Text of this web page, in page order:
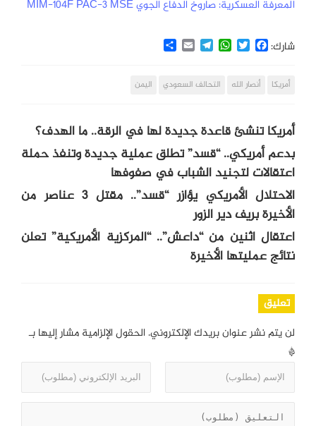
المعرفة العسكرية: صاروخ الدفاع الجوي MIM-104F PAC-3 MSE
شارك: Facebook
Twitter
WhatsApp
Telegram
Email
Share
أمريكا أنصار الله التحالف السعودي اليمن
أمريكا تنشئ قاعدة جديدة لها في الرقة.. ما الهدف؟
بدعم أمريكي.. “قسد” تطلق عملية جديدة وتنفذ حملة
اعتقالات لتجنيد الشباب في صفوفها
الاحتلال الأمريكي يؤازر “قسد”.. مقتل 3 عناصر من
الأخيرة بريف دير الزور
اعتقال اثنين من “داعش”.. “المركزية الأمريكية” تعلن
نتائج عمليتها الأخيرة
تعليق
لن يتم نشر عنوان بريدك الإلكتروني. الحقول الإلزامية مشار إليها بـ
*